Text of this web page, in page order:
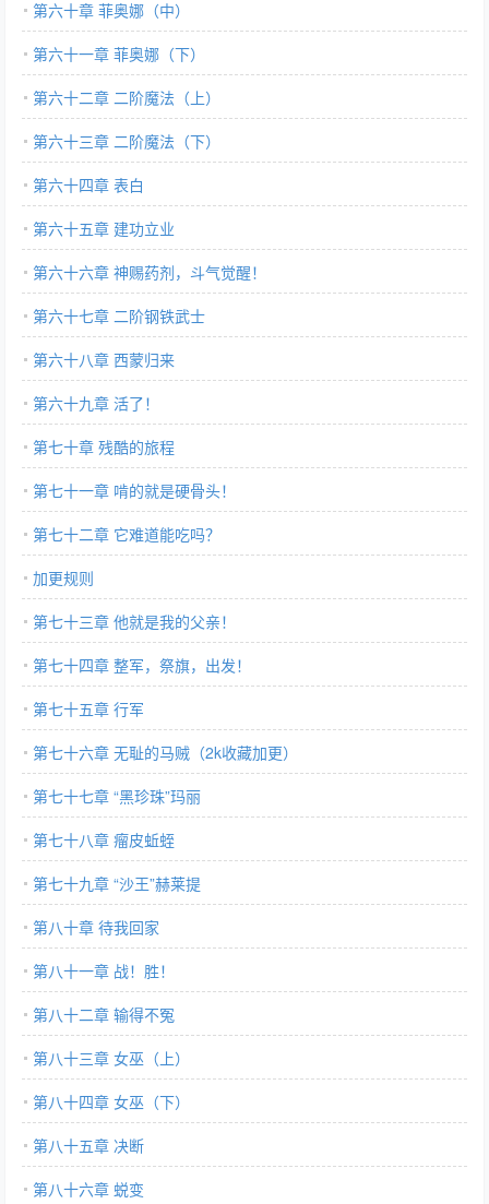
第六十章 菲奥娜（中）
第六十一章 菲奥娜（下）
第六十二章 二阶魔法（上）
第六十三章 二阶魔法（下）
第六十四章 表白
第六十五章 建功立业
第六十六章 神赐药剂，斗气觉醒！
第六十七章 二阶钢铁武士
第六十八章 西蒙归来
第六十九章 活了！
第七十章 残酷的旅程
第七十一章 啃的就是硬骨头！
第七十二章 它难道能吃吗？
加更规则
第七十三章 他就是我的父亲！
第七十四章 整军，祭旗，出发！
第七十五章 行军
第七十六章 无耻的马贼（2k收藏加更）
第七十七章 “黑珍珠”玛丽
第七十八章 瘤皮蚯蛭
第七十九章 “沙王”赫莱提
第八十章 待我回家
第八十一章 战！胜！
第八十二章 输得不冤
第八十三章 女巫（上）
第八十四章 女巫（下）
第八十五章 决断
第八十六章 蜕变